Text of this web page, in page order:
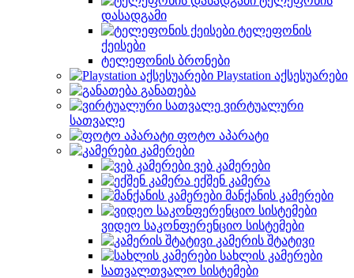
დასადგამი
ტელეფონის
ქეისები
ტელეფონის ბრონები
Playstation აქსესუარები
განათება
ვირტუალური
სათვალე
ფოტო აპარატი
კამერები
ვებ კამერები
ექშენ კამერა
მანქანის კამერები
ვიდეო საკონფერენციო სისტემები
კამერის შტატივი
სახლის კამერები
სათვალთვალო სისტემები